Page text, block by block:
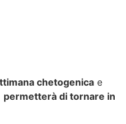
chetogenica e
permetterà di tornare in